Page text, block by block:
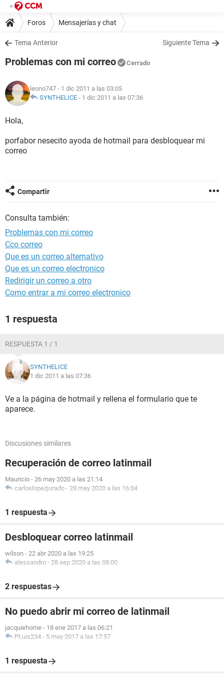
Foros Mensajerías y chat
Tema Anterior Siguiente Tema
Problemas con mi correo Cerrado
leono747 - 1 dic 2011 a las 03:05
SYNTHELICE - 1 dic 2011 a las 07:36
Hola,
porfabor nesecito ayoda de hotmail para desbloquear mi
correo
Compartir
Consulta también:
Problemas con mi correo
Cco correo
Que es un correo alternativo
Que es un correo electronico
Redirigir un correo a otro
Como entrar a mi correo electronico
1 respuesta
RESPUESTA 1 / 1
SYNTHELICE
1 dic 2011 a las 07:36
Ve a la página de hotmail y rellena el formulario que te
aparece.
Discusiones similares
Recuperación de correo latinmail
Mauricio - 26 may 2020 a las 21:14
carloslopezjurado - 28 may 2020 a las 16:04
1 respuesta
Desbloquear correo latinmail
wilson - 22 abr 2020 a las 19:25
alessandro - 28 sep 2020 a las 08:00
2 respuestas
No puedo abrir mi correo de latinmail
jacquiehome - 18 ene 2017 a las 06:21
PLuis234 - 5 may 2017 a las 17:57
1 respuesta